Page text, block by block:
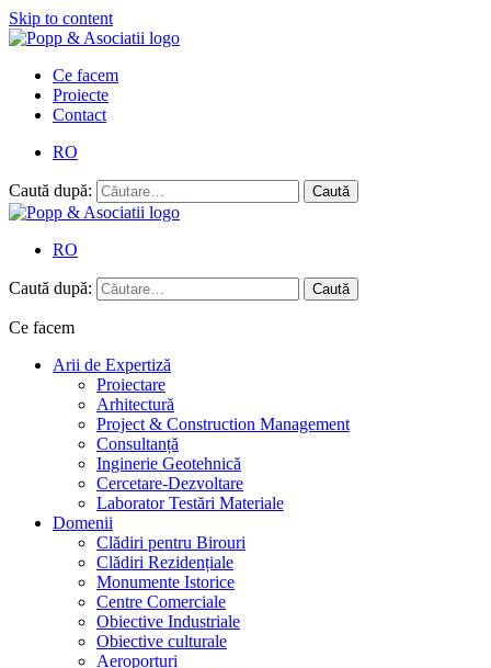
Skip to content
Ce facem
Proiecte
Contact
RO
Caută după:
RO
Caută după:
Ce facem
Arii de Expertiză
Proiectare
Arhitectură
Project & Construction Management
Consultanță
Inginerie Geotehnică
Cercetare-Dezvoltare
Laborator Testări Materiale
Domenii
Clădiri pentru Birouri
Clădiri Rezidențiale
Monumente Istorice
Centre Comerciale
Obiective Industriale
Obiective culturale
Aeroporturi